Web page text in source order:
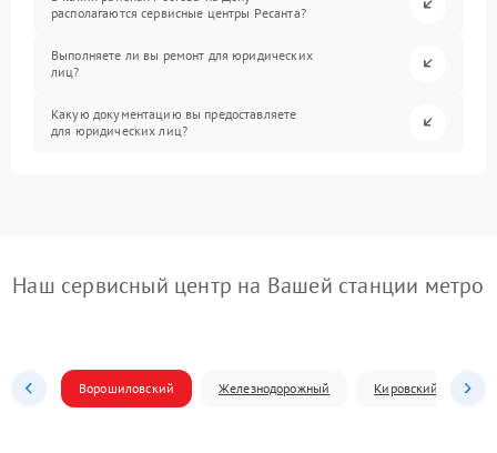
располагаются сервисные центры Ресанта?
Выполняете ли вы ремонт для юридических
лиц?
Какую документацию вы предоставляете
для юридических лиц?
Наш сервисный центр на Вашей станции метро
Ворошиловский Железнодорожный Кировский